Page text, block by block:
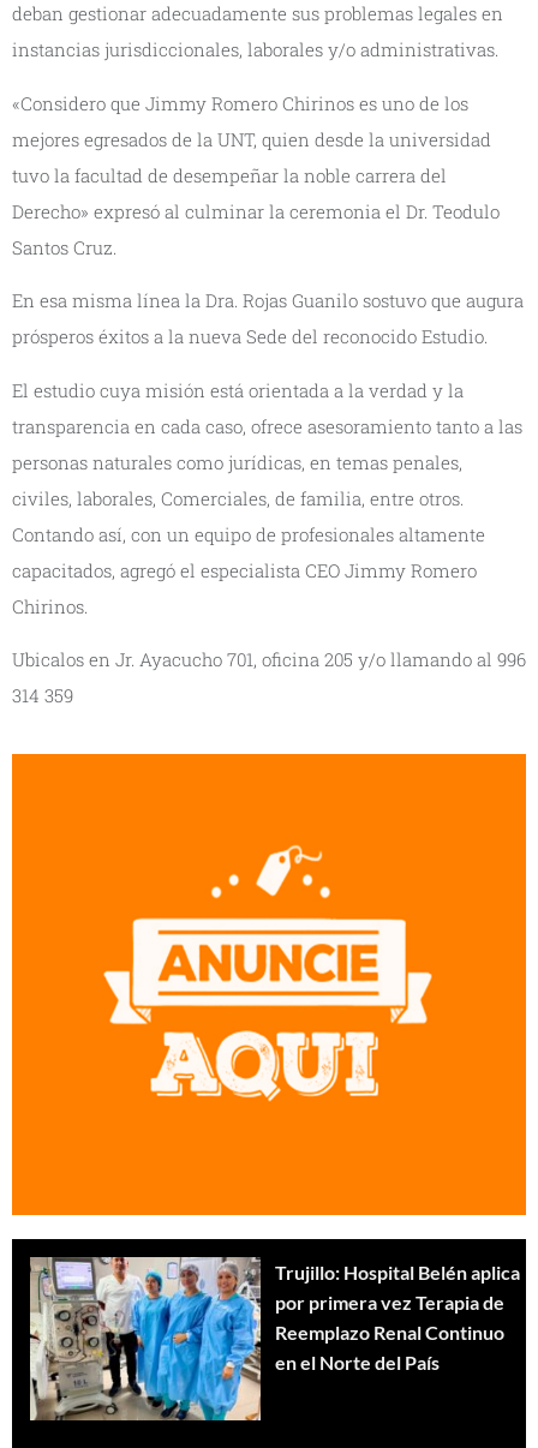
deban gestionar adecuadamente sus problemas legales en
instancias jurisdiccionales, laborales y/o administrativas.
«Considero que Jimmy Romero Chirinos es uno de los
mejores egresados de la UNT, quien desde la universidad
tuvo la facultad de desempeñar la noble carrera del
Derecho» expresó al culminar la ceremonia el Dr. Teodulo
Santos Cruz.
En esa misma línea la Dra. Rojas Guanilo sostuvo que augura
prósperos éxitos a la nueva Sede del reconocido Estudio.
El estudio cuya misión está orientada a la verdad y la
transparencia en cada caso, ofrece asesoramiento tanto a las
personas naturales como jurídicas, en temas penales,
civiles, laborales, Comerciales, de familia, entre otros.
Contando así, con un equipo de profesionales altamente
capacitados, agregó el especialista CEO Jimmy Romero
Chirinos.
Ubicalos en Jr. Ayacucho 701, oficina 205 y/o llamando al 996
314 359
Trujillo: Hospital Belén aplica
por primera vez Terapia de
Reemplazo Renal Continuo
en el Norte del País